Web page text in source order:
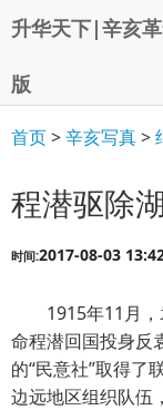
升华天下|辛亥
版
首页>辛亥写真>
程潜驱除
时间:2017-08-03
1915年11月，
命程潜回国投身反
的“民意社”取得了
边远地区组织队伍